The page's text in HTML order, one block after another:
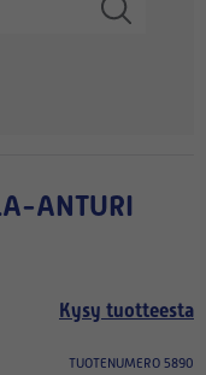
Kysy tuotteesta
TUOTENUMERO 5890